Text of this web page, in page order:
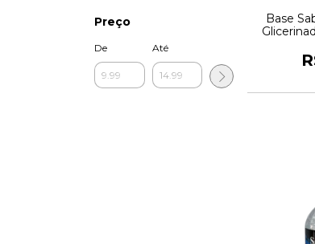
Preço
De Até
Base